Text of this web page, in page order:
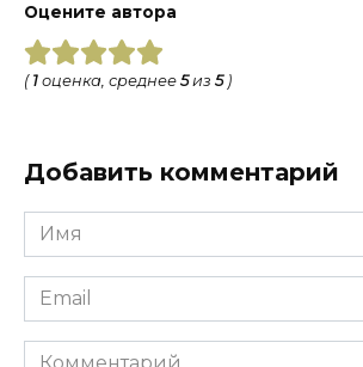
Оцените автора
( 1 оценка, среднее 5из 5)
Добавить комментарий
Имя
*
Email
*
Комментарий